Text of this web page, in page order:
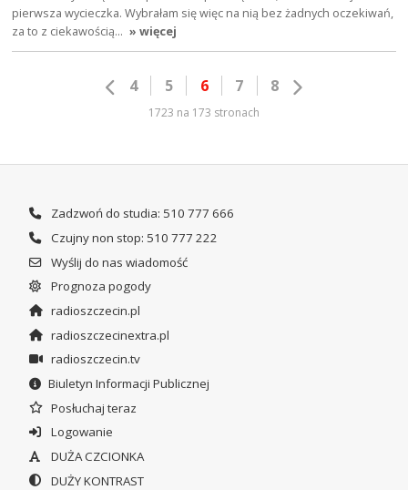
pierwsza wycieczka. Wybrałam się więc na nią bez żadnych oczekiwań,
za to z ciekawością… » więcej
4 5 6 7 8
1723 na 173 stronach
Zadzwoń do studia: 510 777 666
Czujny non stop: 510 777 222
Wyślij do nas wiadomość
Prognoza pogody
radioszczecin.pl
radioszczecinextra.pl
radioszczecin.tv
Biuletyn Informacji Publicznej
Posłuchaj teraz
Logowanie
DUŻA CZCIONKA
DUŻY KONTRAST